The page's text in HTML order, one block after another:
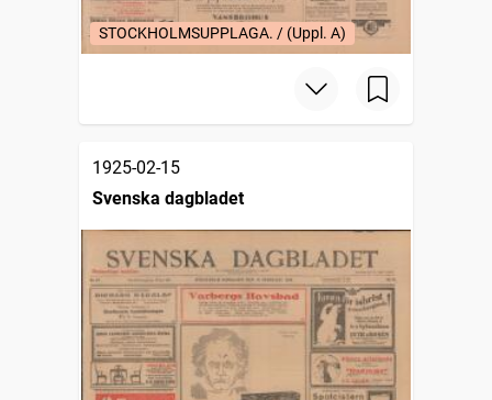
STOCKHOLMSUPPLAGA. / (Uppl. A)
1925-02-15
Svenska dagbladet